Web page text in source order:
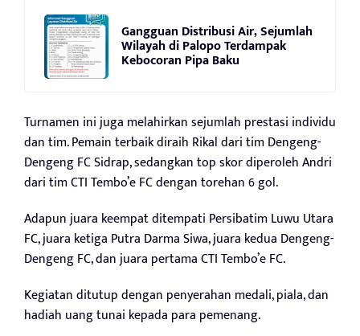
Gangguan Distribusi Air, Sejumlah
Wilayah di Palopo Terdampak
Kebocoran Pipa Baku
Turnamen ini juga melahirkan sejumlah prestasi individu
dan tim. Pemain terbaik diraih Rikal dari tim Dengeng-
Dengeng FC Sidrap, sedangkan top skor diperoleh Andri
dari tim CTI Tembo’e FC dengan torehan 6 gol.
Adapun juara keempat ditempati Persibatim Luwu Utara
FC, juara ketiga Putra Darma Siwa, juara kedua Dengeng-
Dengeng FC, dan juara pertama CTI Tembo’e FC.
Kegiatan ditutup dengan penyerahan medali, piala, dan
hadiah uang tunai kepada para pemenang.